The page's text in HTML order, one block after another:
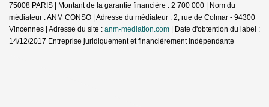
75008 PARIS | Montant de la garantie financière : 2 700 000 | Nom du
médiateur : ANM CONSO | Adresse du médiateur : 2, rue de Colmar - 94300
Vincennes | Adresse du site : anm-mediation.com | Date d'obtention du label :
14/12/2017 Entreprise juridiquement et financièrement indépendante